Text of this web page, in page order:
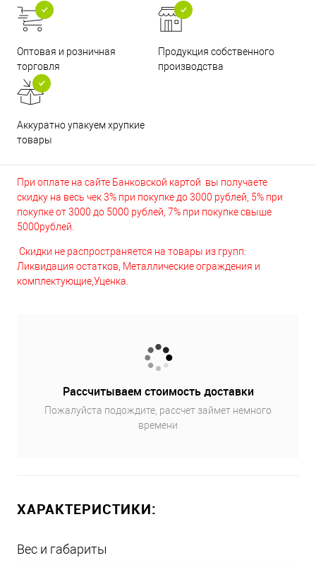
Оптовая и розничная
торговля
Продукция собственного
производства
Аккуратно упакуем хрупкие
товары
При оплате на сайте Банковской картой вы получаете
скидку на весь чек 3% при покупке до 3000 рублей, 5% при
покупке от 3000 до 5000 рублей, 7% при покупке свыше
5000рублей.
Скидки не распространяется на товары из групп:
Ликвидация остатков, Металлические ограждения и
комплектующие,Уценка.
Рассчитываем стоимость доставки
Пожалуйста подождите, рассчет займет немного
времени
ХАРАКТЕРИСТИКИ:
Вес и габариты